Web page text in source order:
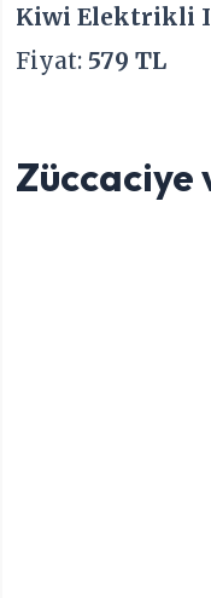
Kiwi Elektrikli
Fiyat: 579 TL
Züccaciye